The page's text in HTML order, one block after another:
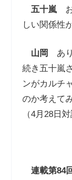
五十嵐お
しい関係性
山岡 あ
続き五十嵐
ンがカルチ
のか考えて
（4月28日
連載第84